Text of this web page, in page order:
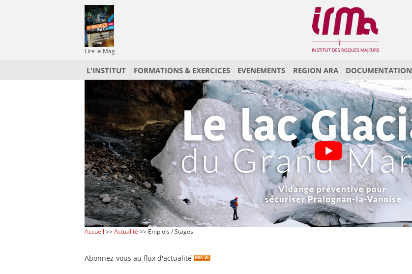
Lire le Mag
L'INSTITUT FORMATIONS & EXERCICES EVENEMENTS REGION ARA DOCUMENTATION
Accueil >>Actualité >> Emplois / Stages
Abonnez-vous au flux d'actualité